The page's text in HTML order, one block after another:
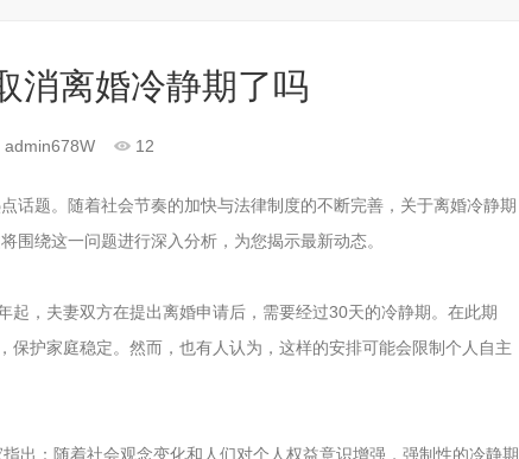
消离婚冷静期了吗
admin678W 12
话题。随着社会节奏的加快与法律制度的不断完善，关于离婚冷静期
围绕这一问题进行深入分析，为您揭示最新动态。
起，夫妻双方在提出离婚申请后，需要经过30天的冷静期。在此期
护家庭稳定。然而，也有人认为，这样的安排可能会限制个人自主
出：随着社会观念变化和人们对个人权益意识增强，强制性的冷静期